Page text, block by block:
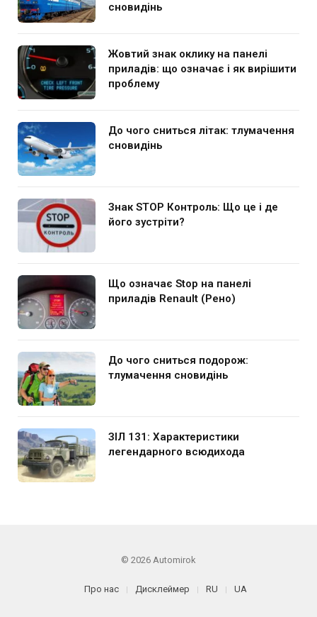
сновидінь
Жовтий знак оклику на панелі
приладів: що означає і як вирішити
проблему
До чого сниться літак: тлумачення
сновидінь
Знак STOP Контроль: Що це і де
його зустріти?
Що означає Stop на панелі
приладів Renault (Рено)
До чого сниться подорож:
тлумачення сновидінь
ЗІЛ 131: Характеристики
легендарного всюдихода
© 2026 Automirok
Про нас Дисклеймер RU UA